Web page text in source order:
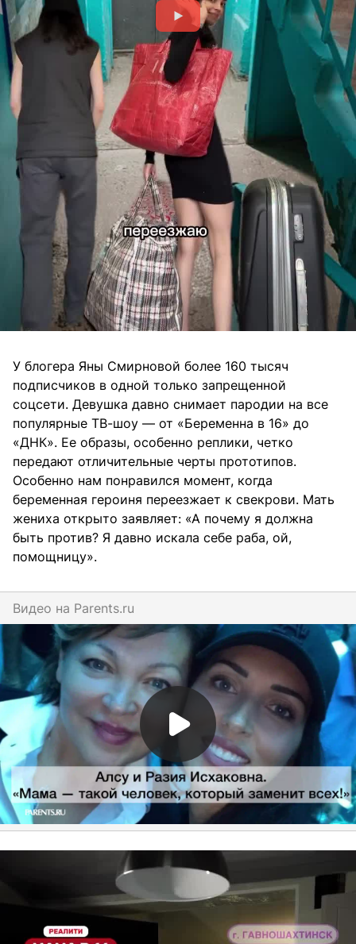
У блогера Яны Смирновой более 160 тысяч
подписчиков в одной только запрещенной
соцсети. Девушка давно снимает пародии на все
популярные ТВ-шоу — от «Беременна в 16» до
«ДНК». Ее образы, особенно реплики, четко
передают отличительные черты прототипов.
Особенно нам понравился момент, когда
беременная героиня переезжает к свекрови. Мать
жениха открыто заявляет: «А почему я должна
быть против? Я давно искала себе раба, ой,
помощницу».
Видео на parents.ru